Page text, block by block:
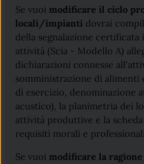
Se vuoi modificare il ciclo
locali/impianti dovrai
della segnalazione
attività (Scia - Modello A)
dichiarazioni connesse
somministrazione di alimenti
di esercizio, denominazione
acustico), la planimetria dei
attività produttive e la
requisiti morali e
Se vuoi modificare la ragione